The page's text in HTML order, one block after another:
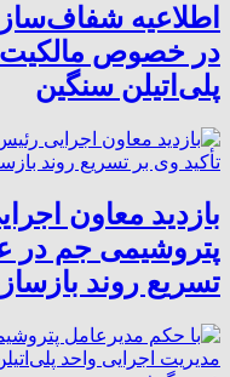
اطلاعیه
در خصوص مالکیت
پلی‌اتیلن سنگین
بازدید معاون
پتروشیمی جم در
تسریع روند